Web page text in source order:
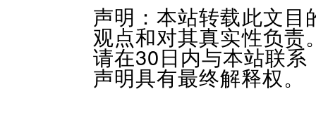
声明：本站转载此文
观点和对其真实性负
请在30日内与本站联
声明具有最终解释权。